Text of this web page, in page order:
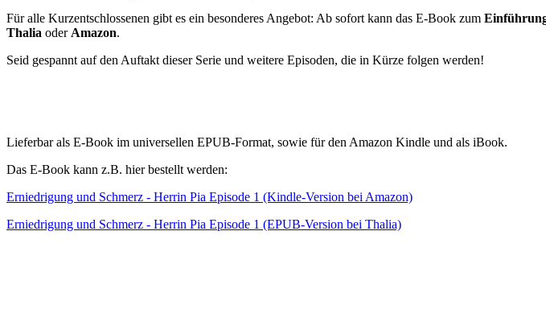
Für alle Kurzentschlossenen gibt es ein besonderes Angebot: Ab sofort kann das E-Book zum
Thalia oder Amazon.
Seid gespannt auf den Auftakt dieser Serie und weitere Episoden, die in Kürze folgen werden!
Lieferbar als E-Book im universellen EPUB-Format, sowie für den Amazon Kindle und als iBook.
Das E-Book kann z.B. hier bestellt werden:
Erniedrigung und Schmerz - Herrin Pia Episode 1 (Kindle-Version bei Amazon)
Erniedrigung und Schmerz - Herrin Pia Episode 1 (EPUB-Version bei Thalia)